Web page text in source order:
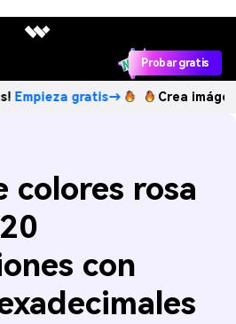
Probar gratis
gratis→ Crea imágenes IA
colores rosa
con